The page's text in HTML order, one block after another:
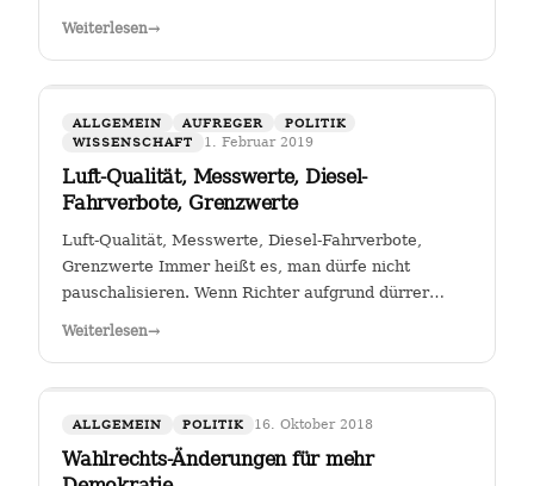
Weiterlesen→
ALLGEMEIN AUFREGER
POLITIK
WISSENSCHAFT
1. Februar 2019
Luft-Qualität, Messwerte, Diesel-
Fahrverbote, Grenzwerte
Luft-Qualität, Messwerte, Diesel-Fahrverbote,
Grenzwerte Immer heißt es, man dürfe nicht
pauschalisieren. Wenn Richter aufgrund dürrer
Weiterlesen→
ALLGEMEIN POLITIK 16. Oktober 2018
Wahlrechts-Änderungen für mehr